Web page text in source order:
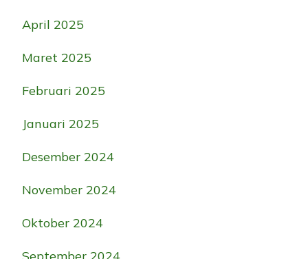
April 2025
Maret 2025
Februari 2025
Januari 2025
Desember 2024
November 2024
Oktober 2024
September 2024